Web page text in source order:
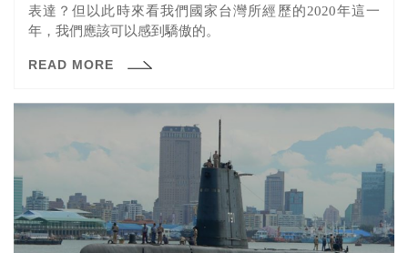
表達？但以此時來看我們國家台灣所經歷的2020年這一
年，我們應該可以感到驕傲的。
READ MORE